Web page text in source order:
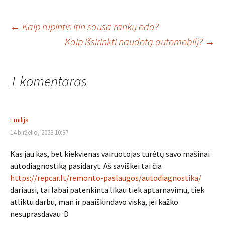
Įrašo
← Kaip rūpintis itin sausa rankų oda?
Kaip išsirinkti naudotą automobilį? →
1 komentaras
Emilija
14 birželio, 2023 10:37
Kas jau kas, bet kiekvienas vairuotojas turėtų savo mašinai
autodiagnostiką pasidaryt. Aš saviškei tai čia
https://repcar.lt/remonto-paslaugos/autodiagnostika/
dariausi, tai labai patenkinta likau tiek aptarnavimu, tiek
atliktu darbu, man ir paaiškindavo viską, jei kažko
nesuprasdavau :D